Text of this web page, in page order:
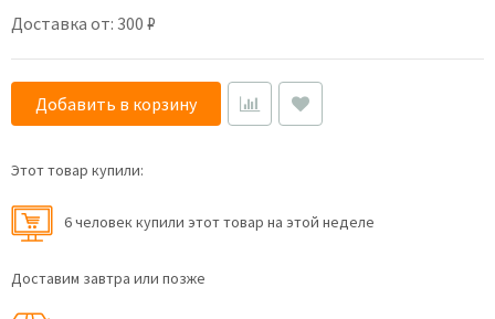
Доставка от: 300 ₽
Добавить в корзину
Этот товар купили:
6 человек купили этот товар на этой неделе
Доставим завтра или позже